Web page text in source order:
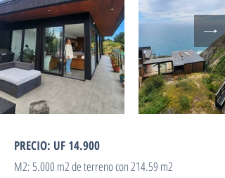
PRECIO: UF 14.900
M2: 5.000 m2 de terreno con 214.59 m2